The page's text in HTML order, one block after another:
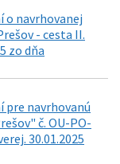
o navrhovanej
- cesta II.
zo dňa
pre navrhovanú
č. OU-PO-
30.01.2025